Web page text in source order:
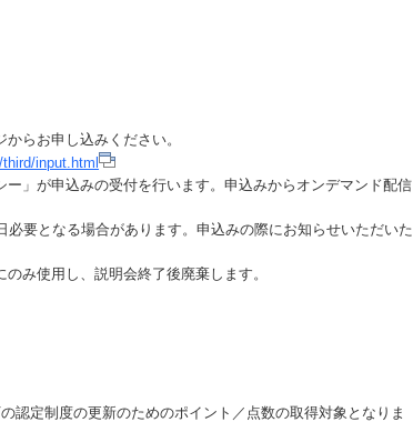
らお申し込みください。
input.html
」が申込みの受付を行います。申込みからオンデマンド配信
要となる場合があります。申込みの際にお知らせいただいた
み使用し、説明会終了後廃棄します。
認定制度の更新のためのポイント／点数の取得対象となりま